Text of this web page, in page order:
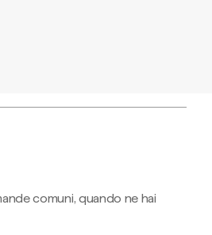
comuni, quando ne hai